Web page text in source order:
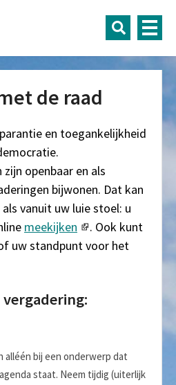
de raad
en toegankelijkheid
openbaar en als
bijwonen. Dat kan
vanuit uw luie stoel: u
meekijken
. Ook kunt
uw standpunt voor het
vergadering:
alléén bij een onderwerp dat
staat. Neem tijdig (uiterlijk